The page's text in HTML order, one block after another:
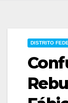
DISTRITO